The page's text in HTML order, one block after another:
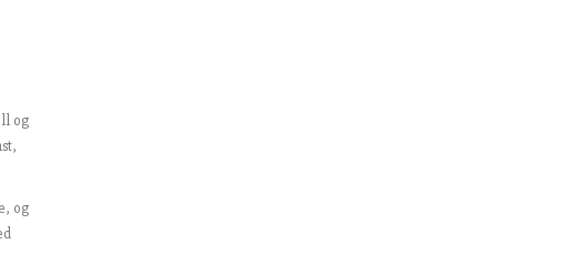
og
og